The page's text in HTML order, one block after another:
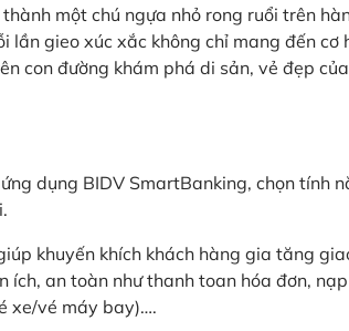
một chú ngựa nhỏ rong ruổi trên
lần gieo xúc xắc không chỉ mang đến cơ
con đường khám phá di sản, vẻ đẹp
dụng BIDV SmartBanking, chọn tính
khuyến khích khách hàng gia tăng
an toàn như thanh toan hóa đơn,
xe/vé máy bay)….